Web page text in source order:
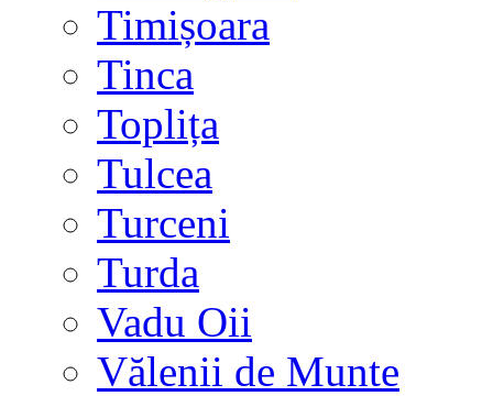
Timișoara
Tinca
Toplița
Tulcea
Turceni
Turda
Vadu Oii
Vălenii de Munte